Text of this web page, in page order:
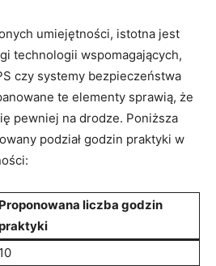
‍umiejętności, istotna jest
technologii wspomagających,
czy systemy bezpieczeństwa
te elementy⁤ sprawią,⁤ że
pewniej na drodze. Poniższa​
‌podział godzin ⁣praktyki w
Proponowana liczba godzin
10